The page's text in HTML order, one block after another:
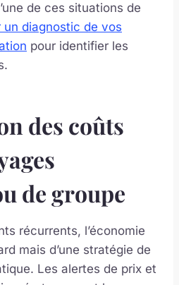
de ces situations de
un diagnostic de vos
pour identifier les
des coûts
de groupe
récurrents, l’économie
mais d’une stratégie de
Les alertes de prix et